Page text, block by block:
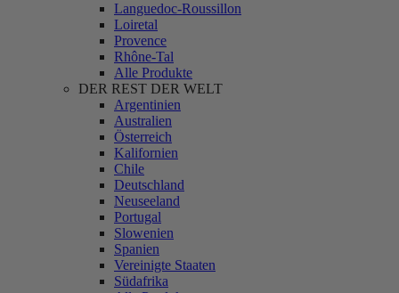
Languedoc-Roussillon
Loiretal
Provence
Rhône-Tal
Alle Produkte
DER REST DER WELT
Argentinien
Australien
Österreich
Kalifornien
Chile
Deutschland
Neuseeland
Portugal
Slowenien
Spanien
Vereinigte Staaten
Südafrika